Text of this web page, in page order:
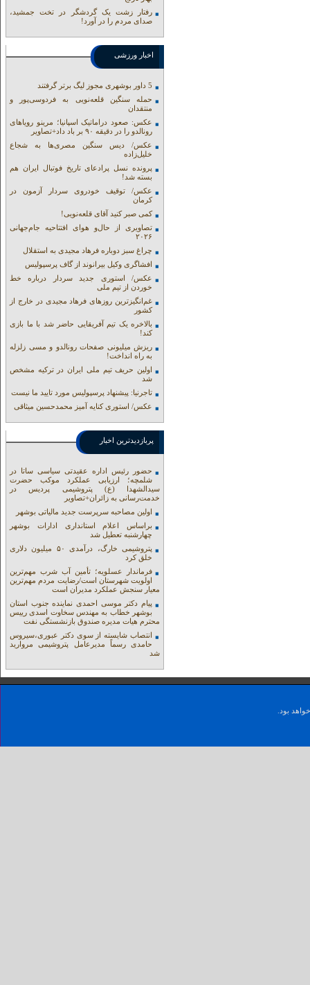
رفتار زشت یک گردشگر در تخت جمشید،
صدای مردم را در آورد!
اخبار ورزشی
5 داور بوشهری مجوز لیگ برتر گرفتند
حمله سنگین قلعه‌نویی به فردوسی‌پور و
منتقدان
عکس: صعود دراماتیک اسپانیا؛ مرینو رویاهای
رونالدو را در دقیقه ۹۰ بر باد داد+تصاویر
عکس/ دیس سنگین مصری‌ها به شجاع
خلیل‌زاده
پرونده نسل پرادعای تاریخ فوتبال ایران هم
بسته شد!
عکس/ توقیف خودروی سردار آزمون در
کرمان
کمی صبر کنید آقای قلعه‌نویی!
تصاویری از حال‌و هوای افتتاحیه جام‌جهانی
۲۰۲۶
چراغ سبز دوباره فرهاد مجیدی به استقلال
افشاگری وکیل بیرانوند از گاف‌ پرسپولیس
عکس/ استوری جدید سردار درباره خط
خوردن از تیم ملی
غم‌انگیزترین روزهای فرهاد مجیدی در خارج از
کشور
بالاخره یک تیم آفریقایی حاضر شد با ما بازی
کند!
ریزش میلیونی صفحات رونالدو و مسی زلزله
به راه انداخت!
اولین حریف تیم ملی ایران در ترکیه مشخص
شد
تاجرنیا: پیشنهاد پرسپولیس مورد تایید ما نیست
عکس/ استوری کنایه آمیز محمدحسین میثاقی
پربازدیدترین اخبار
حضور رئیس اداره عقیدتی سیاسی ساتا در
شلمچه؛ ارزیابی عملکرد موکب حضرت
سیدالشهدا (ع) پتروشیمی پردیس در
خدمت‌رسانی به زائران+تصاویر
اولین مصاحبه سرپرست جدید مالیاتی بوشهر
براساس اعلام استانداری ادارات بوشهر
چهارشنبه تعطیل شد
پتروشیمی خارگ، درآمدی ۵۰ میلیون دلاری
خلق کرد
فرماندار عسلویه؛ تأمین آب شرب مهم‌ترین
اولویت شهرستان است/رضایت مردم مهم‌ترین
معیار سنجش عملکرد مدیران است
پیام دکتر موسی احمدی نماینده جنوب استان
بوشهر خطاب به مهندس سخاوت اسدی رییس
محترم هیات مدیره صندوق بازنشستگی نفت
انتصاب شایسته از سوی دکتر عبوری،سیروس
حامدی رسماً مدیرعامل پتروشیمی مروارید
شد
بود.